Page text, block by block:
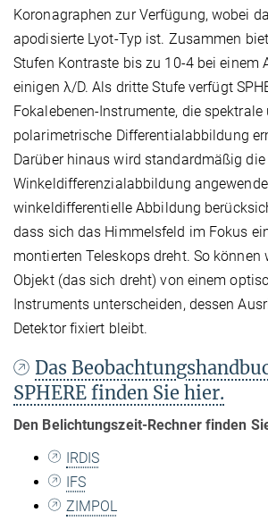
Koronagraphen zur Verfügung, wobei
apodisierte Lyot-Typ ist. Zusammen
Stufen Kontraste bis zu 10-4 bei einem
einigen λ/D. Als dritte Stufe verfügt
Fokalebenen-Instrumente, die
polarimetrische Differentialabbildung
Darüber hinaus wird standardmäßig die
Winkeldifferenzialabbildung
winkeldifferentielle Abbildung
dass sich das Himmelsfeld im Fokus
montierten Teleskops dreht. So können
Objekt (das sich dreht) von einem
Instruments unterscheiden, dessen
Detektor fixiert bleibt.
Das
SPHERE finden Sie hier.
Den Belichtungszeit-Rechner finden
IRDIS
IFS
ZIMPOL